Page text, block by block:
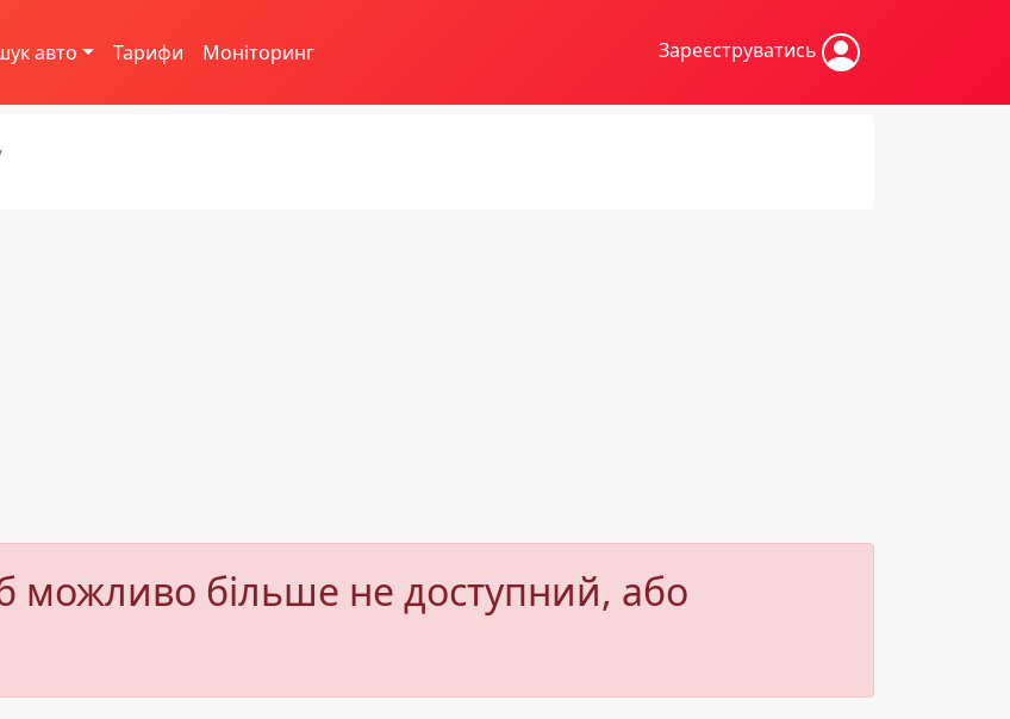
авто Тарифи Моніторинг Зареєструватись
можливо більше не доступний, або